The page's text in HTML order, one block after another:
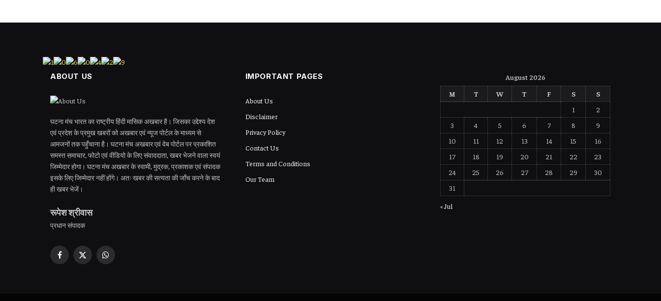
ABOUT US
घटना मंच भारत का राष्ट्रीय हिंदी मासिक अखबार है। जिसका उद्देश्य देश
एवं प्रदेश के प्रमुख खबरों को अखबार एवं न्यूज पोर्टल के माध्यम से
आमजनों तक पहुँचाना है। घटना मंच अखबार एवं वेब पोर्टल पर प्रकाशित
समस्त समाचार, फोटो एवं वीडियो के लिए संवाददाता, खबर भेजने वाला स्वयं
जिम्मेदार होगा। घटना मंच अखबार के स्वामी, मुद्रक, प्रकाशक एवं संपादक
इसके लिए जिम्मेदार नहीं होंगे। अतः खबर की सत्यता की जाँच करने के बाद
ही खबर भेजें।
रूपेश श्रीवास
प्रधान संपादक
Facebook
X
WhatsApp
IMPORTANT PAGES
About Us
Disclaimer
Privacy Policy
Contact Us
Terms and Conditions
Our Team
August 2026
M
T W T F S
S
1
2
3
4 5 6 7 8
9
10
11 12 13 14 15
16
17
18 19 20 21 22
23
24
25 26 27 28 29
30
31
« Jul